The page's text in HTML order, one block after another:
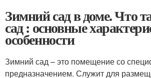
Зимний сад в доме. Что
сад : основные
особенности
Зимний сад – это помещение со
предназначением. Служит для